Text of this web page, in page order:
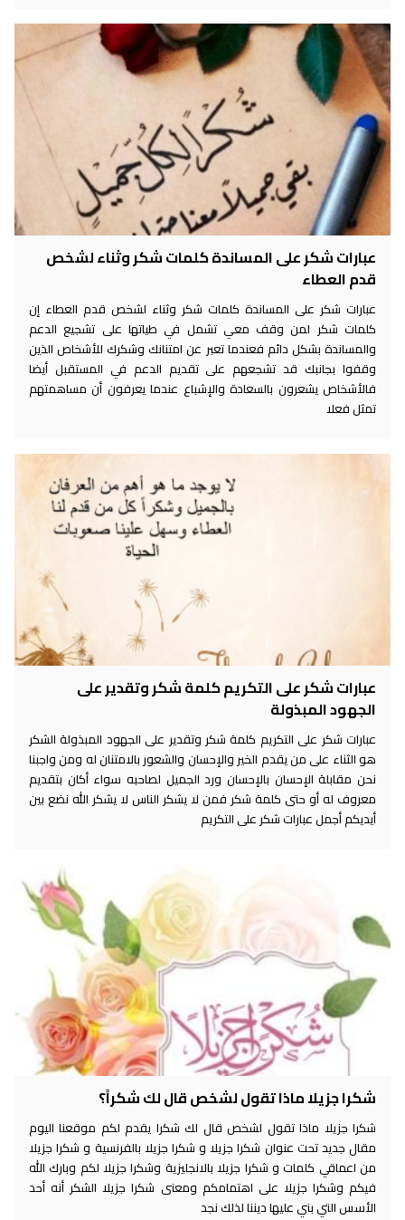
عبارات شكر على المساندة كلمات شكر وثناء لشخص
قدم العطاء
عبارات شكر على المساندة كلمات شكر وثناء لشخص قدم العطاء إن
كلمات شكر لمن وقف معي تشمل في طياتها على تشجيع الدعم
والمساندة بشكل دائم فعندما تعبر عن امتنانك وشكرك للأشخاص الذين
وقفوا بجانبك قد تشجعهم على تقديم الدعم في المستقبل أيضا
فالأشخاص يشعرون بالسعادة والإشباع عندما يعرفون أن مساهمتهم
تمثل فعلا
عبارات شكر على التكريم كلمة شكر وتقدير على
الجهود المبذولة
عبارات شكر على التكريم كلمة شكر وتقدير على الجهود المبذولة الشكر
هو الثناء على من يقدم الخير والإحسان والشعور بالامتنان له ومن واجبنا
نحن مقابلة الإحسان بالإحسان ورد الجميل لصاحبه سواء أكان بتقديم
معروف له أو حتى كلمة شكر فمن لا يشكر الناس لا يشكر الله نضع بين
أيديكم أجمل عبارات شكر على التكريم
شكرا جزيلا ماذا تقول لشخص قال لك شكراً؟
شكرا جزيلا ماذا تقول لشخص قال لك شكرا يقدم لكم موقعنا اليوم
مقال جديد تحت عنوان شكرا جزيلا و شكرا جزيلا بالفرنسية و شكرا جزيلا
من اعماقي كلمات و شكرا جزيلا بالانجليزية وشكرا جزيلا لكم وبارك الله
فيكم وشكرا جزيلا على اهتمامكم ومعنى شكرا جزيلا الشكر أنه أحد
الأسس التي بني عليها ديننا لذلك نجد